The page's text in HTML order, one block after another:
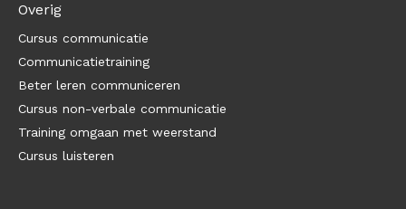
Overig
Cursus communicatie
Communicatietraining
Beter leren communiceren
Cursus non-verbale communicatie
Training omgaan met weerstand
Cursus luisteren